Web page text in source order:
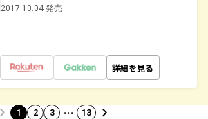
2017.10.04 発売
詳細を見る
1 2 3 … 13